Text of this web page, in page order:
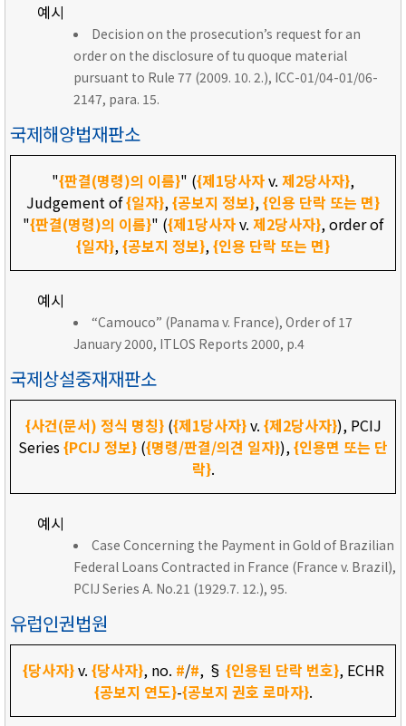
예시
Decision on the prosecution’s request for an
order on the disclosure of tu quoque material
pursuant to Rule 77 (2009. 10. 2.), ICC-01/04-01/06-
2147, para. 15.
국제해양법재판소
"{판결(명령)의 이름}" ({제1당사자v. 제2당사자},
Judgement of{일자},{공보지 정보},{인용 단락 또는 면}
"{판결(명령)의 이름}" ({제1당사자v. 제2당사자}, order of
{일자},{공보지 정보},{인용 단락 또는 면}
예시
“Camouco” (Panama v. France), Order of 17
January 2000, ITLOS Reports 2000, p.4
국제상설중재재판소
{사건(문서) 정식 명칭}({제1당사자}v. {제2당사자}), PCIJ
Series{PCIJ 정보} ({명령/판결/의견 일자}),{인용면 또는 단
락}.
예시
Case Concerning the Payment in Gold of Brazilian
Federal Loans Contracted in France (France v. Brazil),
PCIJ Series A. No.21 (1929.7. 12.), 95.
유럽인권법원
{당사자}v. {당사자}, no. #/#, § {인용된 단락 번호}, ECHR
{공보지 연도}-{공보지 권호 로마자}.